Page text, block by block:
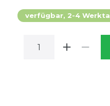
verfügbar, 2-4